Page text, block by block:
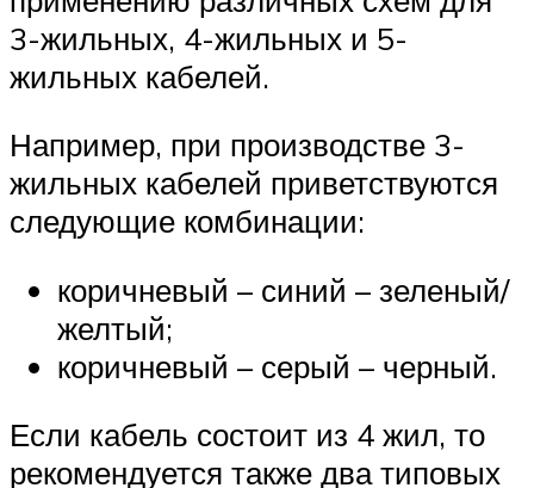
3-жильных, 4-жильных и 5-
жильных кабелей.
Например, при производстве 3-
жильных кабелей приветствуются
следующие комбинации:
коричневый – синий – зеленый/
желтый;
коричневый – серый – черный.
Если кабель состоит из 4 жил, то
рекомендуется также два типовых